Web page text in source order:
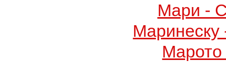
Мари -
Марото